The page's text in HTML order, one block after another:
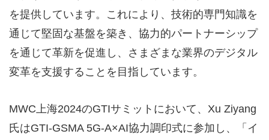
を提供しています。これにより、技術的専門知識を
通じて堅固な基盤を築き、協力的パートナーシップ
を通じて革新を促進し、さまざまな業界のデジタル
変革を支援することを目指しています。
MWC上海2024のGTIサミットにおいて、Xu Ziyang
氏はGTI-GSMA 5G-A×AI協力調印式に参加し、「イ